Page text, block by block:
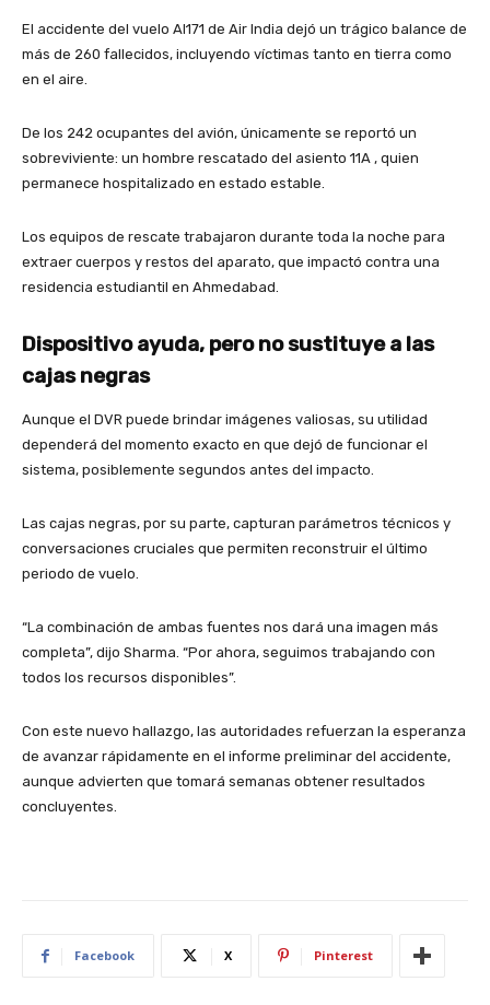
El accidente del vuelo AI171 de Air India dejó un trágico balance de
más de 260 fallecidos, incluyendo víctimas tanto en tierra como
en el aire.
De los 242 ocupantes del avión, únicamente se reportó un
sobreviviente: un hombre rescatado del asiento 11A , quien
permanece hospitalizado en estado estable.
Los equipos de rescate trabajaron durante toda la noche para
extraer cuerpos y restos del aparato, que impactó contra una
residencia estudiantil en Ahmedabad.
Dispositivo ayuda, pero no sustituye a las
cajas negras
Aunque el DVR puede brindar imágenes valiosas, su utilidad
dependerá del momento exacto en que dejó de funcionar el
sistema, posiblemente segundos antes del impacto.
Las cajas negras, por su parte, capturan parámetros técnicos y
conversaciones cruciales que permiten reconstruir el último
periodo de vuelo.
“La combinación de ambas fuentes nos dará una imagen más
completa”, dijo Sharma. “Por ahora, seguimos trabajando con
todos los recursos disponibles”.
Con este nuevo hallazgo, las autoridades refuerzan la esperanza
de avanzar rápidamente en el informe preliminar del accidente,
aunque advierten que tomará semanas obtener resultados
concluyentes.
Facebook X Pinterest